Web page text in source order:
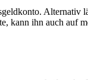
Alternativ
kann ihn auch auf